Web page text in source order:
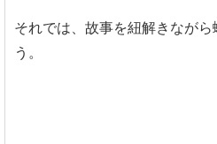
それでは、故事を紐解きなが
う。